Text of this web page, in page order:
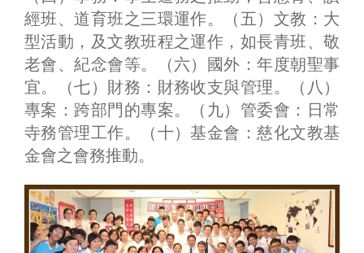
經班、道育班之三環運作。（五）文教：大
型活動，及文教班程之運作，如長青班、敬
老會、紀念會等。（六）國外：年度朝聖事
宜。（七）財務：財務收支與管理。（八）
專案：跨部門的專案。（九）管委會：日常
寺務管理工作。（十）基金會：慈化文教基
金會之會務推動。